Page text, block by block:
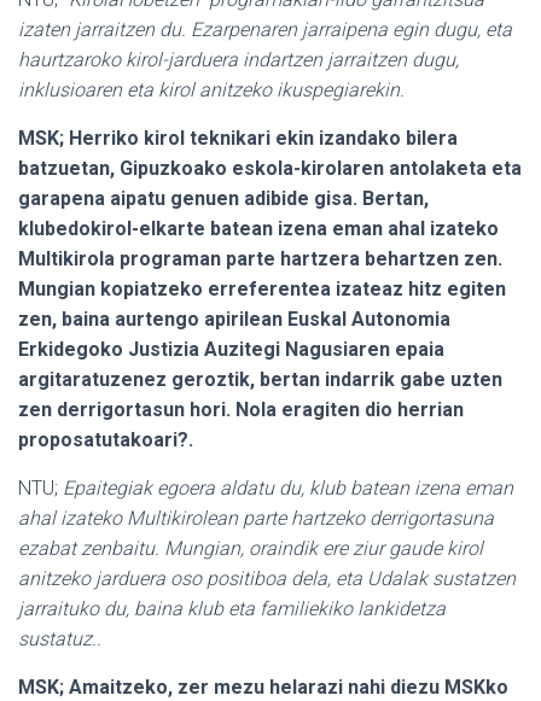
izaten jarraitzen du. Ezarpenaren jarraipena egin dugu, eta
haurtzaroko kirol-jarduera indartzen jarraitzen dugu,
inklusioaren eta kirol anitzeko ikuspegiarekin.
MSK; Herriko kirol teknikari ekin izandako bilera
batzuetan, Gipuzkoako eskola-kirolaren antolaketa eta
garapena aipatu genuen adibide gisa. Bertan,
klubedokirol-elkarte batean izena eman ahal izateko
Multikirola programan parte hartzera behartzen zen.
Mungian kopiatzeko erreferentea izateaz hitz egiten
zen, baina aurtengo apirilean Euskal Autonomia
Erkidegoko Justizia Auzitegi Nagusiaren epaia
argitaratuzenez geroztik, bertan indarrik gabe uzten
zen derrigortasun hori. Nola eragiten dio herrian
proposatutakoari?.
NTU; Epaitegiak egoera aldatu du, klub batean izena eman
ahal izateko Multikirolean parte hartzeko derrigortasuna
ezabat zenbaitu. Mungian, oraindik ere ziur gaude kirol
anitzeko jarduera oso positiboa dela, eta Udalak sustatzen
jarraituko du, baina klub eta familiekiko lankidetza
sustatuz..
MSK; Amaitzeko, zer mezu helarazi nahi diezu MSKko